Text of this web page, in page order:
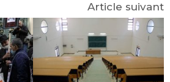
Article suivant